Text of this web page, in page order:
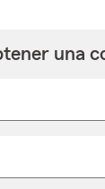
una